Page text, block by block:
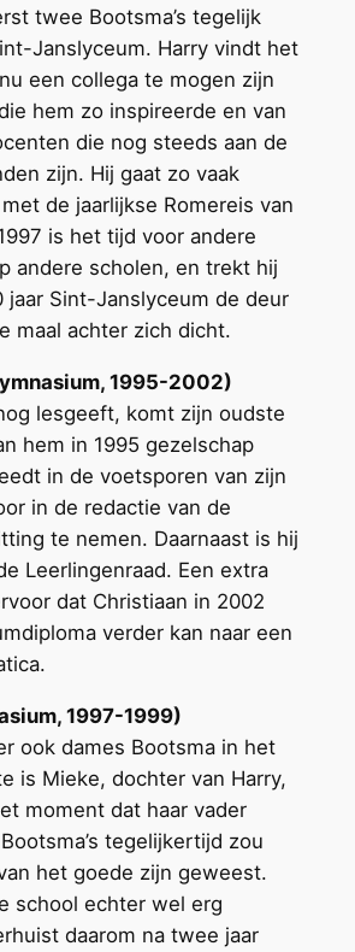
twee Bootsma’s tegelijk
Janslyceum. Harry vindt het
een collega te mogen zijn
hem zo inspireerde en van
die nog steeds aan de
zijn. Hij gaat zo vaak
de jaarlijkse Romereis van
is het tijd voor andere
andere scholen, en trekt hij
jaar Sint-Janslyceum de deur
maal achter zich dicht.
1995-2002)
lesgeeft, komt zijn oudste
hem in 1995 gezelschap
in de voetsporen van zijn
in de redactie van de
te nemen. Daarnaast is hij
Leerlingenraad. Een extra
dat Christiaan in 2002
verder kan naar een
1997-1999)
ook dames Bootsma in het
is Mieke, dochter van Harry,
moment dat haar vader
tegelijkertijd zou
het goede zijn geweest.
school echter wel erg
daarom na twee jaar